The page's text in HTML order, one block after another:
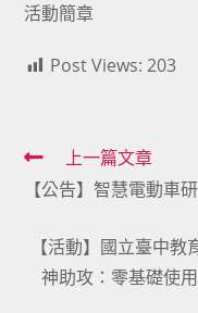
活動簡章
Post Views: 203
Read
more
articles
上一篇文章
【公告】智慧電動車
【活動】國立臺中
神助攻：零基礎使